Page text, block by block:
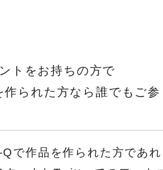
トをお持ちの方で
られた方なら誰でもご参
で作品を作られた方であれ